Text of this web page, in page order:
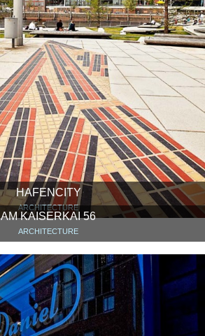
HAFENCITY
ARCHITECTURE
AM KAISERKAI 56
ARCHITECTURE